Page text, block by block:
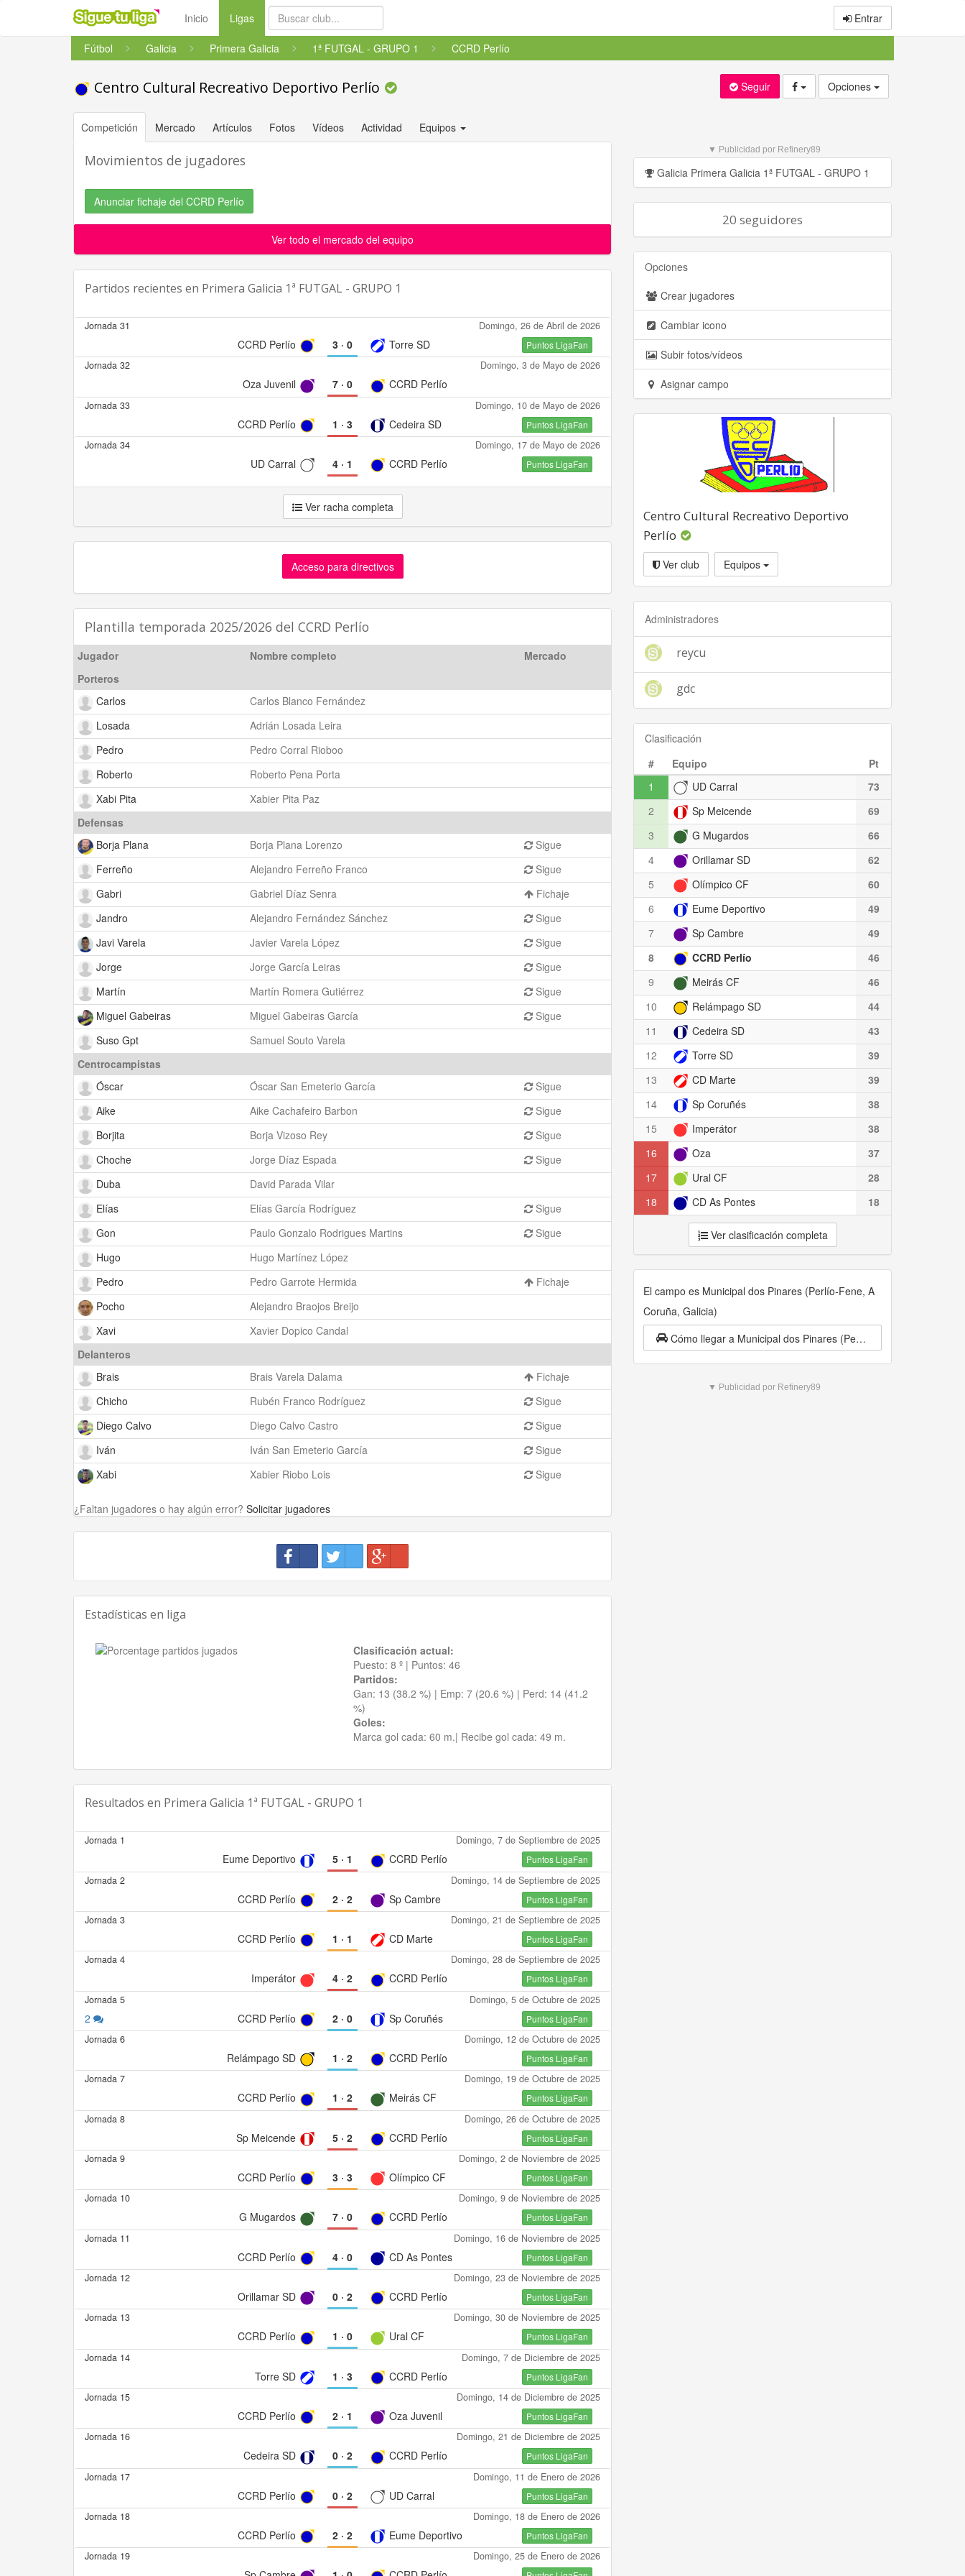
Inicio Ligas(current) Entrar
Fútbol Galicia Primera Galicia 1ª FUTGAL - GRUPO 1 CCRD Perlío
Centro Cultural Recreativo Deportivo Perlío Seguir Opciones
Competición Mercado Artículos Fotos Vídeos Actividad Equipos
Movimientos de jugadores
Anunciar fichaje del CCRD Perlío
Ver todo el mercado del equipo
Partidos recientes en Primera Galicia 1ª FUTGAL - GRUPO 1
Jornada 31 Domingo, 26 de Abril de 2026
CCRD Perlío 3· 0 Torre SD Puntos LigaFan
Jornada 32 Domingo, 3 de Mayo de 2026
Oza Juvenil 7· 0 CCRD Perlío
Jornada 33 Domingo, 10 de Mayo de 2026
CCRD Perlío 1 · 3 Cedeira SD Puntos LigaFan
Jornada 34 Domingo, 17 de Mayo de 2026
UD Carral 4· 1 CCRD Perlío Puntos LigaFan
Ver racha completa
Acceso para directivos
Plantilla temporada 2025/2026 del CCRD Perlío
Jugador Nombre completo
Mercado
Porteros
Carlos
Carlos Blanco Fernández
Losada
Adrián Losada Leira
Pedro
Pedro Corral Rioboo
Roberto
Roberto Pena Porta
Xabi Pita
Xabier Pita Paz
Defensas
Borja Plana
Borja Plana Lorenzo
Sigue
Ferreño
Alejandro Ferreño Franco
Sigue
Gabri
Gabriel Díaz Senra
Fichaje
Jandro
Alejandro Fernández Sánchez
Sigue
Javi Varela
Javier Varela López
Sigue
Jorge
Jorge García Leiras
Sigue
Martín
Martín Romera Gutiérrez
Sigue
Miguel Gabeiras
Miguel Gabeiras García
Sigue
Suso Gpt
Samuel Souto Varela
Centrocampistas
Óscar
Óscar San Emeterio García
Sigue
Aike
Aike Cachafeiro Barbon
Sigue
Borjita
Borja Vizoso Rey
Sigue
Choche
Jorge Díaz Espada
Sigue
Duba
David Parada Vilar
Elías
Elías García Rodríguez
Sigue
Gon
Paulo Gonzalo Rodrigues Martins
Sigue
Hugo
Hugo Martínez López
Pedro
Pedro Garrote Hermida
Fichaje
Pocho
Alejandro Braojos Breijo
Xavi
Xavier Dopico Candal
Delanteros
Brais
Brais Varela Dalama
Fichaje
Chicho
Rubén Franco Rodríguez
Sigue
Diego Calvo
Diego Calvo Castro
Sigue
Iván
Iván San Emeterio García
Sigue
Xabi
Xabier Riobo Lois Sigue
¿Faltan jugadores o hay algún error? Solicitar jugadores
Estadísticas en liga
Clasificación actual:
Puesto: 8 º | Puntos: 46
Partidos:
Gan: 13 (38.2 %) | Emp: 7 (20.6 %) | Perd: 14 (41.2
%)
Goles:
Marca gol cada: 60 m.| Recibe gol cada: 49 m.
Resultados en Primera Galicia 1ª FUTGAL - GRUPO 1
Jornada 1 Domingo, 7 de Septiembre de 2025
Eume Deportivo 5· 1 CCRD Perlío Puntos LigaFan
Jornada 2 Domingo, 14 de Septiembre de 2025
CCRD Perlío 2· 2 Sp Cambre Puntos LigaFan
Jornada 3 Domingo, 21 de Septiembre de 2025
CCRD Perlío 1 · 1 CD Marte Puntos LigaFan
Jornada 4 Domingo, 28 de Septiembre de 2025
Imperátor 4· 2 CCRD Perlío Puntos LigaFan
Jornada 5 Domingo, 5 de Octubre de 2025
2 CCRD Perlío 2· 0 Sp Coruñés Puntos LigaFan
Jornada 6 Domingo, 12 de Octubre de 2025
Relámpago SD 1 · 2 CCRD Perlío Puntos LigaFan
Jornada 7 Domingo, 19 de Octubre de 2025
CCRD Perlío 1 · 2 Meirás CF Puntos LigaFan
Jornada 8 Domingo, 26 de Octubre de 2025
Sp Meicende 5· 2 CCRD Perlío Puntos LigaFan
Jornada 9 Domingo, 2 de Noviembre de 2025
CCRD Perlío 3· 3 Olímpico CF Puntos LigaFan
Jornada 10 Domingo, 9 de Noviembre de 2025
G Mugardos 7· 0 CCRD Perlío Puntos LigaFan
Jornada 11 Domingo, 16 de Noviembre de 2025
CCRD Perlío 4· 0 CD As Pontes Puntos LigaFan
Jornada 12 Domingo, 23 de Noviembre de 2025
Orillamar SD 0· 2 CCRD Perlío Puntos LigaFan
Jornada 13 Domingo, 30 de Noviembre de 2025
CCRD Perlío 1 · 0 Ural CF Puntos LigaFan
Jornada 14 Domingo, 7 de Diciembre de 2025
Torre SD 1 · 3 CCRD Perlío Puntos LigaFan
Jornada 15 Domingo, 14 de Diciembre de 2025
CCRD Perlío 2· 1 Oza Juvenil Puntos LigaFan
Jornada 16 Domingo, 21 de Diciembre de 2025
Cedeira SD 0· 2 CCRD Perlío Puntos LigaFan
Jornada 17 Domingo, 11 de Enero de 2026
CCRD Perlío 0· 2 UD Carral Puntos LigaFan
Jornada 18 Domingo, 18 de Enero de 2026
CCRD Perlío 2· 2 Eume Deportivo Puntos LigaFan
Jornada 19 Domingo, 25 de Enero de 2026
▼ Publicidad por Refinery89
Galicia Primera Galicia 1ª FUTGAL - GRUPO 1
20 seguidores
Opciones
Crear jugadores
Cambiar icono
Subir fotos/vídeos
Asignar campo
Centro Cultural Recreativo Deportivo
Perlío
Ver club Equipos
Administradores
reycu
gdc
Clasificación
#
Equipo
Pt
1
UD Carral
73
2
Sp Meicende
69
3
G Mugardos
66
4
Orillamar SD
62
5
Olímpico CF
60
6
Eume Deportivo
49
7
Sp Cambre
49
8
CCRD Perlío
46
9
Meirás CF
46
10
Relámpago SD
44
11
Cedeira SD
43
12
Torre SD
39
13
CD Marte
39
14
Sp Coruñés
38
15
Imperátor
38
16
Oza
37
17
Ural CF
28
18
CD As Pontes 18
Ver clasificación completa
El campo es Municipal dos Pinares (Perlío-Fene, A
Coruña, Galicia)
Cómo llegar a Municipal dos Pinares (Perlío-Fene, A Coruña, Galicia)
▼ Publicidad por Refinery89